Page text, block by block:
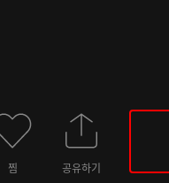
찜 공유하기